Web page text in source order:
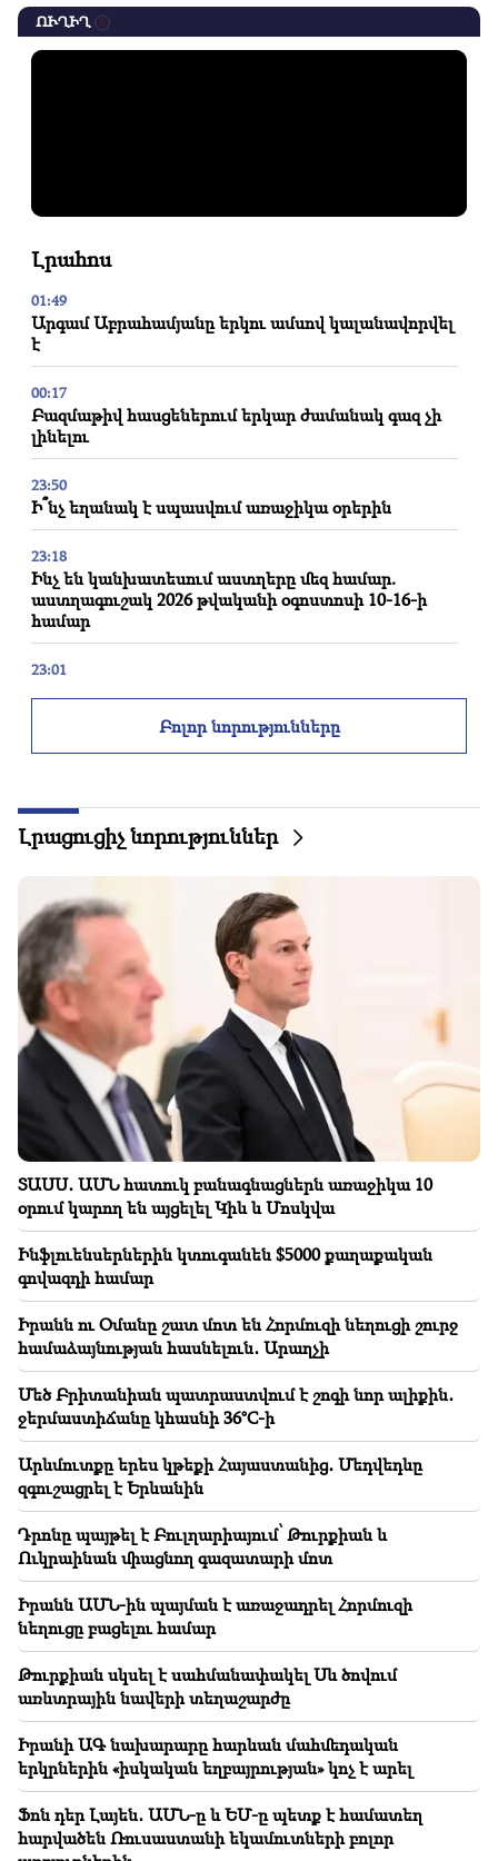
ՈՒՂԻՂ
Լրահոս
01:49
Արգամ Աբրահամյանը երկու ամսով կալանավորվել
է
00:17
Բազմաթիվ հասցեներում երկար ժամանակ գազ չի
լինելու
23:50
Ի՞նչ եղանակ է սպասվում առաջիկա օրերին
23:18
Ինչ են կանխատեսում աստղերը մեզ համար.
աստղագուշակ 2026 թվականի օգոստոսի 10-16-ի
համար
23:01
22:29 Կարևոր
Կարևոր չի ով ինչ ձեռք բերեց հերթական
քաղաքական պրոցեսից, ես միայն կորցրեցի.
Կարապետ Պողոսյան
22:09
2026 թվականի հունիսն ու հուլիսը Եվրոպայում
դարձել են դիտարկումների պատմության ամենաշոգ
ամիսները
21:56
«Ֆելոն հիվանդանոցից պոնչիկ ա ուզել». Գոռ
Հակոբյանը իր ձեռքով որդու համար պոնչիկ է
պատրաստել (տեսանյութ)
21:19
ՏԱՍՍ․ ԱՄՆ հատուկ բանագնացներն առաջիկա 10
օրում կարող են այցելել Կիև և Մոսկվա
20:57
Ինֆլուենսերներին կտուգանեն $5000 քաղաքական
գովազդի համար
20:38
Դու ո՞վ ես, որ Կաթողիկոսին ավազանի անունով ես
դիմում․ Ամալյան (տեսանյութ)
Փողը գետի պես կհոսի. Այս երեք կենդանակերպի
նշանները կհարստանան օգոստոսի վերջին
19:36
Խոշոր հրդեհ Սայաթ Նովայի բարձրահարկ
շենքերից մեկում. Բնակիչներ են տարհանվել
19:34 Կարևոր
ՄԻՊ–ն անթույլատրելի է համարում Արգամ
Աբրահամյանի վերաբերյալ ՔԿ–ի
հաղորդագրությունը
19:30
Իրանն ու Օմանը շատ մոտ են Հորմուզի նեղուցի
շուրջ համաձայնության հասնելուն․ Արաղչի
19:06
Բոլոր նորությունները
Լրացուցիչ նորություններ
ՏԱՍՍ․ ԱՄՆ հատուկ բանագնացներն առաջիկա 10
օրում կարող են այցելել Կիև և Մոսկվա
Ինֆլուենսերներին կտուգանեն $5000 քաղաքական
գովազդի համար
Իրանն ու Օմանը շատ մոտ են Հորմուզի նեղուցի շուրջ
համաձայնության հասնելուն․ Արաղչի
Մեծ Բրիտանիան պատրաստվում է շոգի նոր ալիքին․
ջերմաստիճանը կհասնի 36°C-ի
Արևմուտքը երես կթեքի Հայաստանից․ Մեդվեդևը
զգուշացրել է Երևանին
Դրոնը պայթել է Բուլղարիայում՝ Թուրքիան և
Ուկրաինան միացնող գազատարի մոտ
Իրանն ԱՄՆ-ին պայման է առաջադրել Հորմուզի
նեղուցը բացելու համար
Թուրքիան սկսել է սահմանափակել Սև ծովում
առևտրային նավերի տեղաշարժը
Իրանի ԱԳ նախարարը հարևան մահմեդական
երկրներին «իսկական եղբայրության» կոչ է արել
Ֆոն դեր Լայեն․ ԱՄՆ-ը և ԵՄ-ը պետք է համատեղ
հարվածեն Ռուսաստանի եկամուտների բոլոր